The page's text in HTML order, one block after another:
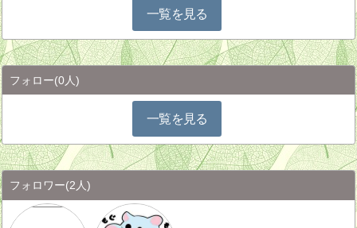
一覧を見る
フォロー(0人)
一覧を見る
フォロワー(2人)